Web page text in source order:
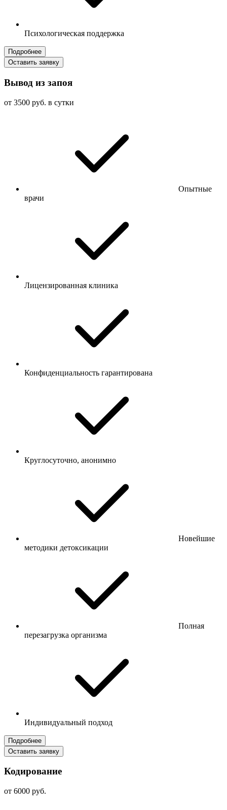
Психологическая поддержка
Подробнее
Оставить заявку
Вывод из запоя
от 3500 руб. в сутки
Опытные
врачи
Лицензированная клиника
Конфиденциальность гарантирована
Круглосуточно, анонимно
Новейшие
методики детоксикации
Полная
перезагрузка организма
Индивидуальный подход
Подробнее
Оставить заявку
Кодирование
от 6000 руб.